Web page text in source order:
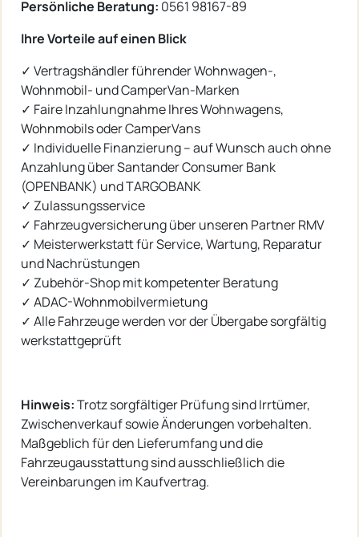
Persönliche Beratung: 0561 98167-89
Ihre Vorteile auf einen Blick
✓ Vertragshändler führender Wohnwagen-,
Wohnmobil- und CamperVan-Marken
✓ Faire Inzahlungnahme Ihres Wohnwagens,
Wohnmobils oder CamperVans
✓ Individuelle Finanzierung – auf Wunsch auch ohne
Anzahlung über Santander Consumer Bank
(OPENBANK) und TARGOBANK
✓ Zulassungsservice
✓ Fahrzeugversicherung über unseren Partner RMV
✓ Meisterwerkstatt für Service, Wartung, Reparatur
und Nachrüstungen
✓ Zubehör-Shop mit kompetenter Beratung
✓ ADAC-Wohnmobilvermietung
✓ Alle Fahrzeuge werden vor der Übergabe sorgfältig
werkstattgeprüft
Hinweis:Trotz sorgfältiger Prüfung sind Irrtümer,
Zwischenverkauf sowie Änderungen vorbehalten.
Maßgeblich für den Lieferumfang und die
Fahrzeugausstattung sind ausschließlich die
Vereinbarungen im Kaufvertrag.